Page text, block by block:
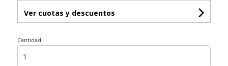
Ver cuotas y descuentos
Cantidad